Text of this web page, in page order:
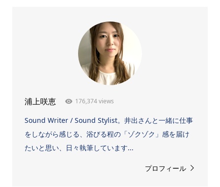
浦上咲恵 176,374 views
Sound Writer / Sound Stylist。井出さんと一緒に仕事
をしながら感じる、浴びる程の「ゾクゾク」感を届け
たいと思い、日々執筆しています...
プロフィール